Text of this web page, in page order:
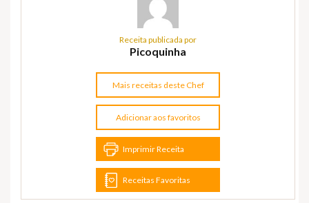
Receita publicada por
Picoquinha
Mais receitas deste Chef
Adicionar aos favoritos
Imprimir Receita
Receitas Favoritas